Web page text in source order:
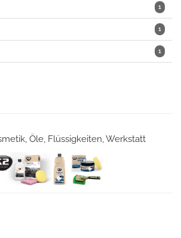
1
1
1
Öle, Flüssigkeiten, Werkstatt